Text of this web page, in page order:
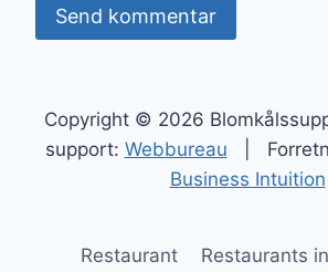
Copyright © 2026
support: Webbureau |
Business Intuition
Restaurant Restaurants